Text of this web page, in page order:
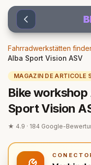
Sari la conținut
Fahrradwerkstätten
Alba Sport Vision ASV
MAGAZIN DE ARTICOLE
Bike
Sport Vision
★ 4.9 · 184 Google-